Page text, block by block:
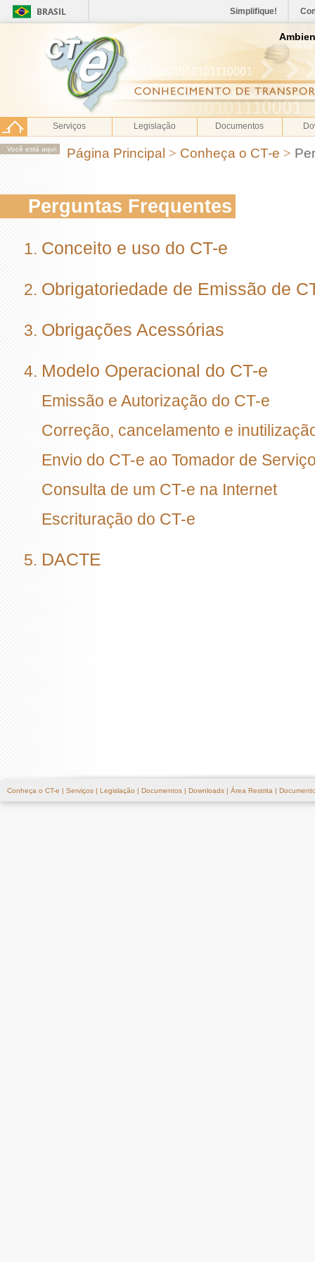
BRASIL Simplifique!
Serviços Legislação Documentos
Você está aqui: Página Principal > Conheça o CT-e >
Perguntas Frequentes
Conceito e uso do CT-e
Obrigatoriedade de Emissão de
Obrigações Acessórias
Modelo Operacional do CT-e
Emissão e Autorização do CT-e
Correção, cancelamento e
Envio do CT-e ao Tomador de
Consulta de um CT-e na Internet
Escrituração do CT-e
DACTE
Conheça o CT-e | Serviços | Legislação | Documentos | Downloads | Área Restrita |